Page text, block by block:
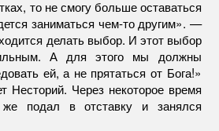
то не смогу больше оставаться
заниматься чем-то другим». —
делать выбор. И этот выбор
А для этого мы должны
ей, а не прятаться от Бога!»
Несторий. Через некоторое время
подал в отставку и занялся